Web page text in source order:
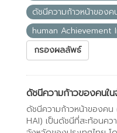
ดัชนีความก้าวหน้าของค
human Achievement
กรองผลลัพธ์
ดัชนีความก้าวของคนใ
ดัชนีความก้าวหน้าของค
HAI) เป็นดัชนีที่สะท้อนค